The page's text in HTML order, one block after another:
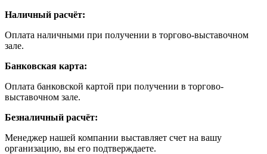
Наличный расчёт:
Оплата наличными при получении в торгово-выставочном
зале.
Банковская карта:
Оплата банковской картой при получении в торгово-
выставочном зале.
Безналичный расчёт:
Менеджер нашей компании выставляет счет на вашу
организацию, вы его подтверждаете.